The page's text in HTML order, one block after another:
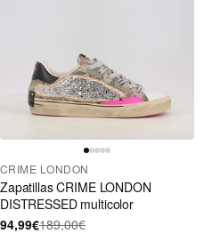
CRIME LONDON
Zapatillas CRIME LONDON
DISTRESSED multicolor
94,99€189,00€